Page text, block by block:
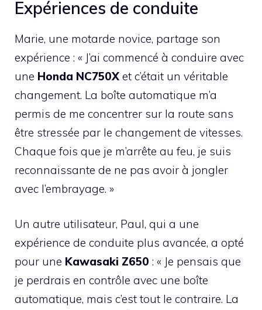
Expériences de conduite
Marie, une motarde novice, partage son
expérience : « J’ai commencé à conduire avec
une Honda NC750X et c’était un véritable
changement. La boîte automatique m’a
permis de me concentrer sur la route sans
être stressée par le changement de vitesses.
Chaque fois que je m’arrête au feu, je suis
reconnaissante de ne pas avoir à jongler
avec l’embrayage. »
Un autre utilisateur, Paul, qui a une
expérience de conduite plus avancée, a opté
pour une Kawasaki Z650 : « Je pensais que
je perdrais en contrôle avec une boîte
automatique, mais c’est tout le contraire. La